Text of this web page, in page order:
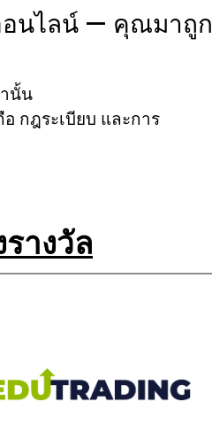
อนไลน์ — คุณมาถูก
นั้น
กฎระเบียบ และการ
างวัล